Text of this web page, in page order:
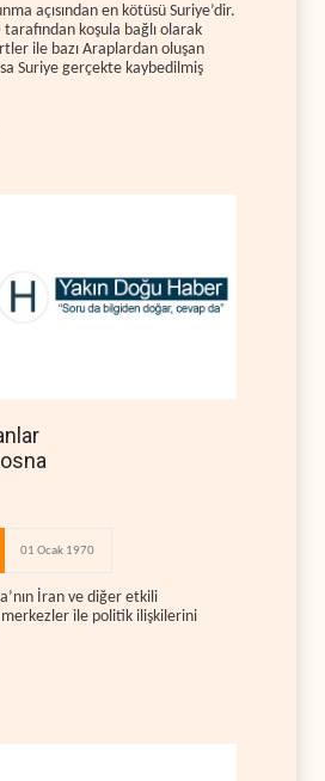
açısından en kötüsü Suriye’dir.
koşula bağlı olarak
ile bazı Araplardan oluşan
Suriye gerçekte kaybedilmiş
01 Ocak 1970
İran ve diğer etkili
merkezler ile politik ilişkilerini